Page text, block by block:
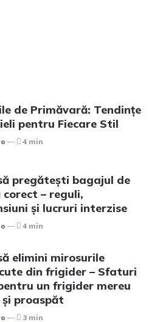
de Primăvară: Tendințe
pentru Fiecare Stil
4 min
pregătești bagajul de
corect – reguli,
și lucruri interzise
4 min
elimini mirosurile
din frigider – Sfaturi
un frigider mereu
proaspăt
3 min